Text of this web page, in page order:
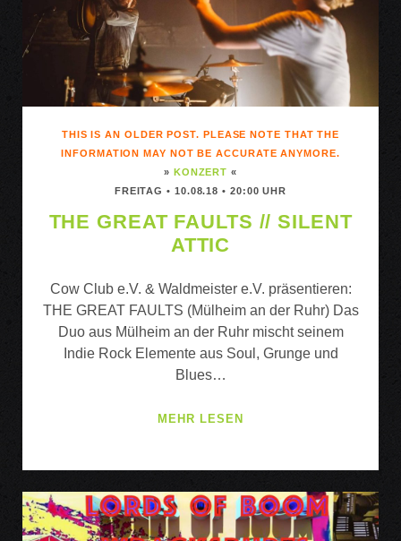
THIS IS AN OLDER POST. PLEASE NOTE THAT THE
INFORMATION MAY NOT BE ACCURATE ANYMORE.
» KONZERT «
FREITAG • 10.08.18 • 20:00 UHR
THE GREAT FAULTS // SILENT
ATTIC
Cow Club e.V. & Waldmeister e.V. präsentieren:
THE GREAT FAULTS (Mülheim an der Ruhr) Das
Duo aus Mülheim an der Ruhr mischt seinem
Indie Rock Elemente aus Soul, Grunge und
Blues…
MEHR LESEN
SILENT
ATTIC